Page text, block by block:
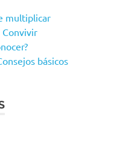
multiplicar
Convivir
básicos